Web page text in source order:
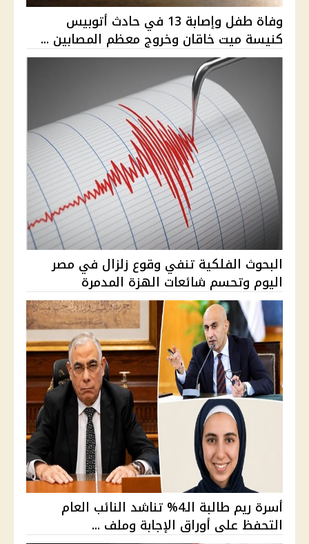
وفاة طفل وإصابة 13 في حادث أتوبيس
كنيسة ميت خاقان وخروج معظم المصابين ...
البحوث الفلكية تنفي وقوع زلزال في مصر
اليوم وتحسم شائعات الهزة المدمرة
أسرة ريم طالبة الـ4% تناشد النائب العام
التحفظ على أوراق الإجابة وملف ...